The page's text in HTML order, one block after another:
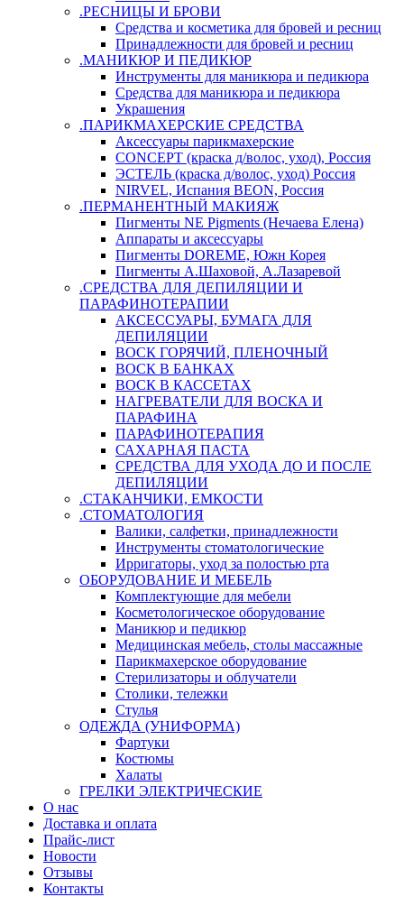
.РЕСНИЦЫ И БРОВИ
Средства и косметика для бровей и ресниц
Принадлежности для бровей и ресниц
.МАНИКЮР И ПЕДИКЮР
Инструменты для маникюра и педикюра
Средства для маникюра и педикюра
Украшения
.ПАРИКМАХЕРСКИЕ СРЕДСТВА
Аксессуары парикмахерские
CONCEPT (краска д/волос, уход), Россия
ЭСТЕЛЬ (краска д/волос, уход) Россия
NIRVEL, Испания BEON, Россия
.ПЕРМАНЕНТНЫЙ МАКИЯЖ
Пигменты NE Pigments (Нечаева Елена)
Аппараты и аксессуары
Пигменты DOREME, Южн Корея
Пигменты А.Шаховой, А.Лазаревой
.СРЕДСТВА ДЛЯ ДЕПИЛЯЦИИ И
ПАРАФИНОТЕРАПИИ
АКСЕССУАРЫ, БУМАГА ДЛЯ
ДЕПИЛЯЦИИ
ВОСК ГОРЯЧИЙ, ПЛЕНОЧНЫЙ
ВОСК В БАНКАХ
ВОСК В КАССЕТАХ
НАГРЕВАТЕЛИ ДЛЯ ВОСКА И
ПАРАФИНА
ПАРАФИНОТЕРАПИЯ
САХАРНАЯ ПАСТА
СРЕДСТВА ДЛЯ УХОДА ДО И ПОСЛЕ
ДЕПИЛЯЦИИ
.СТАКАНЧИКИ, ЕМКОСТИ
.СТОМАТОЛОГИЯ
Валики, салфетки, принадлежности
Инструменты стоматологические
Ирригаторы, уход за полостью рта
ОБОРУДОВАНИЕ И МЕБЕЛЬ
Комплектующие для мебели
Косметологическое оборудование
Маникюр и педикюр
Медицинская мебель, столы массажные
Парикмахерское оборудование
Стерилизаторы и облучатели
Столики, тележки
Стулья
ОДЕЖДА (УНИФОРМА)
Фартуки
Костюмы
Халаты
ГРЕЛКИ ЭЛЕКТРИЧЕСКИЕ
О нас
Доставка и оплата
Прайс-лист
Новости
Отзывы
Контакты